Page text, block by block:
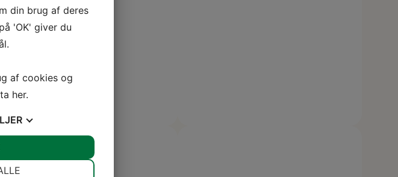
din brug af deres
'OK' giver du
af cookies og
her.